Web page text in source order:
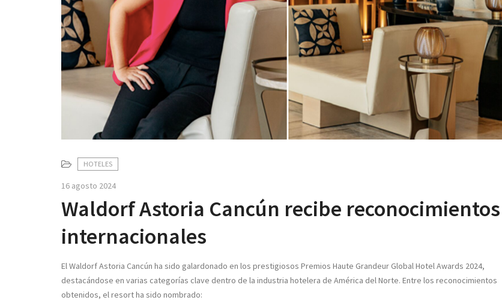
HOTELES
16 agosto 2024
Waldorf Astoria Cancún recibe reconocimientos
internacionales
El Waldorf Astoria Cancún ha sido galardonado en los prestigiosos Premios Haute Grandeur Global Hotel Awards 2024,
destacándose en varias categorías clave dentro de la industria hotelera de América del Norte. Entre los reconocimientos
obtenidos, el resort ha sido nombrado: